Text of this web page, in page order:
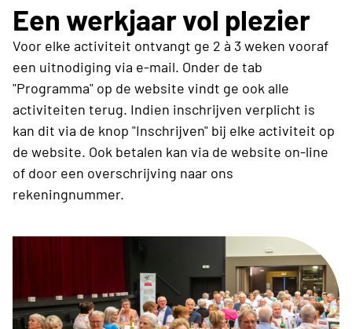
Een werkjaar vol plezier
Voor elke activiteit ontvangt ge 2 à 3 weken vooraf
een uitnodiging via e-mail. Onder de tab
"Programma" op de website vindt ge ook alle
activiteiten terug. Indien inschrijven verplicht is
kan dit via de knop "Inschrijven" bij elke activiteit op
de website. Ook betalen kan via de website on-line
of door een overschrijving naar ons
rekeningnummer.